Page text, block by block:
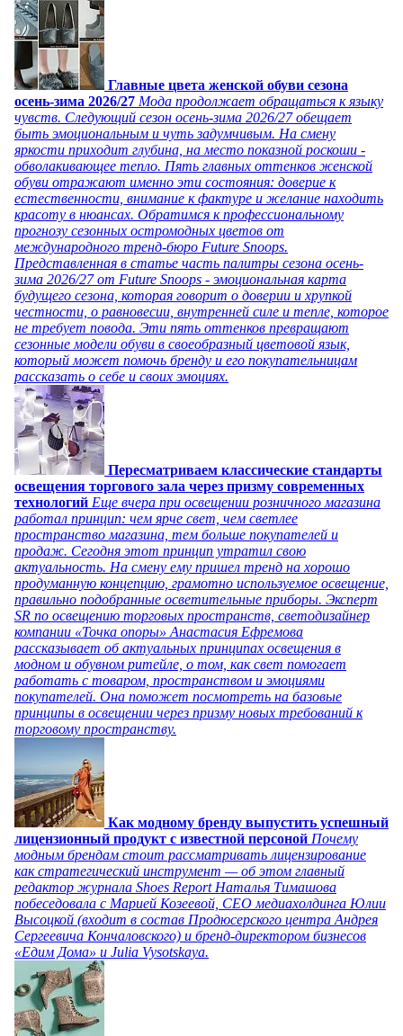
Главные цвета женской обуви сезона
осень-зима 2026/27 Мода продолжает обращаться к языку
чувств. Следующий сезон осень-зима 2026/27 обещает
быть эмоциональным и чуть задумчивым. На смену
яркости приходит глубина, на место показной роскоши -
обволакивающее тепло. Пять главных оттенков женской
обуви отражают именно эти состояния: доверие к
естественности, внимание к фактуре и желание находить
красоту в нюансах. Обратимся к профессиональному
прогнозу сезонных остромодных цветов от
международного тренд-бюро Future Snoops.
Представленная в статье часть палитры сезона осень-
зима 2026/27 от Future Snoops - эмоциональная карта
будущего сезона, которая говорит о доверии и хрупкой
честности, о равновесии, внутренней силе и тепле, которое
не требует повода. Эти пять оттенков превращают
сезонные модели обуви в своеобразный цветовой язык,
который может помочь бренду и его покупательницам
рассказать о себе и своих эмоциях.
Пересматриваем классические стандарты
освещения торгового зала через призму современных
технологий Еще вчера при освещении розничного магазина
работал принцип: чем ярче свет, чем светлее
пространство магазина, тем больше покупателей и
продаж. Сегодня этот принцип утратил свою
актуальность. На смену ему пришел тренд на хорошо
продуманную концепцию, грамотно используемое освещение,
правильно подобранные осветительные приборы. Эксперт
SR по освещению торговых пространств, светодизайнер
компании «Точка опоры» Анастасия Ефремова
рассказывает об актуальных принципах освещения в
модном и обувном ритейле, о том, как свет помогает
работать с товаром, пространством и эмоциями
покупателей. Она поможет посмотреть на базовые
принципы в освещении через призму новых требований к
торговому пространству.
Как модному бренду выпустить успешный
лицензионный продукт с известной персоной Почему
модным брендам стоит рассматривать лицензирование
как стратегический инструмент — об этом главный
редактор журнала Shoes Report Наталья Тимашова
побеседовала с Марией Козеевой, СЕО медиахолдинга Юлии
Высоцкой (входит в состав Продюсерского центра Андрея
Сергеевича Кончаловского) и бренд-директором бизнесов
«Едим Дома» и Julia Vysotskaya.